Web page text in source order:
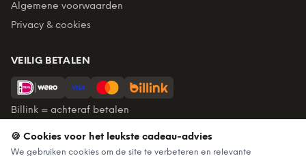
Algemene voorwaarden
Privacy & cookies
VEILIG BETALEN
Billink = achteraf betalen
BEZORGING
🍪 Cookies voor het leukste cadeau-advies
We gebruiken cookies om de site te verbeteren en relevante